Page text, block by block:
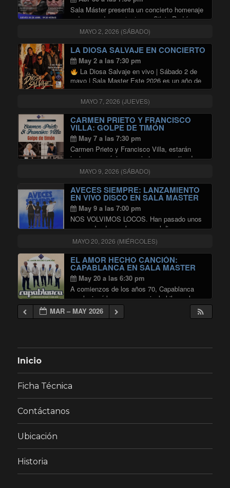
Sala Máster presenta un concierto homenaje
a dos grandes cantautores. Silvio Rodríguez
y Joaquín Sabina serán interpretados por
Diego Díaz y Rodrigo Núñez en un honesto y
sensible tributo dedicado a estos referentes
de la …Continuar leyendo"TRIBUTO A SILVIO
MAYO 2, 2026 (SÁBADO)
LA DIOSA SALVAJE EN CONCIERTO
May 2 a las 7:30 pm
La Diosa Salvaje en vivo | Sábado 2 de
mayo | Sala Master Este 2026 es un año de
hitos para La Diosa Salvaje. Luego de la
grabación de nuestro disco “El pez lloró” …
Continuar leyendo"LA DIOSA SALVAJE EN
MAYO 7, 2026 (JUEVES)
CARMEN PRIETO Y FRANCISCO
VILLA: GOLPE DE TIMÓN
May 7 a las 7:30 pm
Carmen Prieto y Francisco Villa, estarán
juntos en un único concierto compartiendo
tanto canciones del repertorio
latinoamericano, como las que cada uno
cultiva y desarrolla por separado. Son
amigos y colegas desde hace 35 años …
Continuar leyendo"CARMEN PRIETO Y
MAYO 9, 2026 (SÁBADO)
AVECES SIEMPRE: LANZAMIENTO
EN VIVO DISCO EN SALA MASTER
May 9 a las 7:00 pm
NOS VOLVIMOS LOCOS. Han pasado unos
meses desde que lanzamos el disco y
queremos llevarlo a donde al escenario. ¿Y
qué mejor lugar que la Sala Master para eso?
Vamos a tocar el disco en …
Continuar leyendo"AVECES SIEMPRE:
MAYO 20, 2026 (MIÉRCOLES)
EL AMOR HECHO CANCIÓN:
CAPABLANCA EN SALA MASTER
May 20 a las 6:30 pm
A comienzos de los años 70, Capablanca
revolucionó la escena musical chilena al
convertirse en uno de los principales
exponentes de la balada romántica.
MAR – MAY 2026
Inicio
Ficha Técnica
Contáctanos
Ubicación
Historia